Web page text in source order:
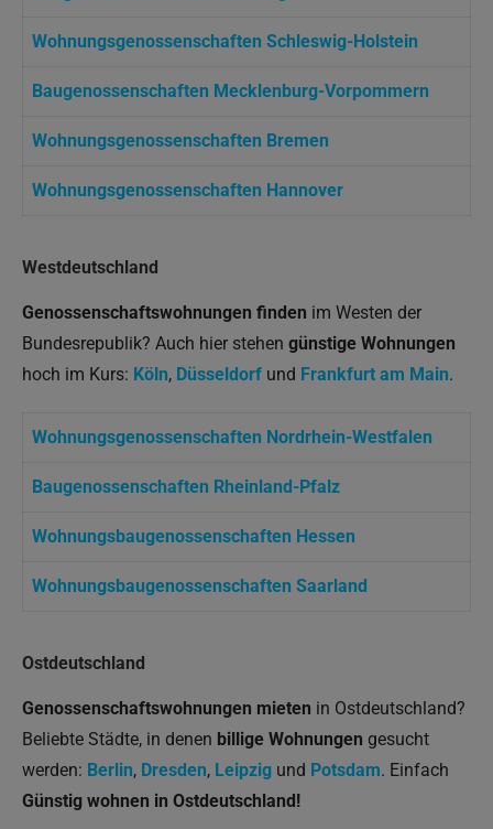
Wohnungsgenossenschaften Schleswig-Holstein
Baugenossenschaften Mecklenburg-Vorpommern
Wohnungsgenossenschaften Bremen
Wohnungsgenossenschaften Hannover
Westdeutschland
Genossenschaftswohnungen finden im Westen der
Bundesrepublik? Auch hier stehen günstige Wohnungen
hoch im Kurs: Köln, Düsseldorf und Frankfurt am Main.
Wohnungsgenossenschaften Nordrhein-Westfalen
Baugenossenschaften Rheinland-Pfalz
Wohnungsbaugenossenschaften Hessen
Wohnungsbaugenossenschaften Saarland
Ostdeutschland
Genossenschaftswohnungen mieten in Ostdeutschland?
Beliebte Städte, in denen billige Wohnungen gesucht
werden: Berlin, Dresden, Leipzig und Potsdam. Einfach
Günstig wohnen in Ostdeutschland!